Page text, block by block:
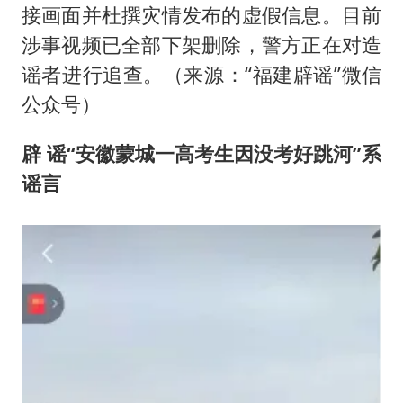
接画面并杜撰灾情发布的虚假信息。目前
涉事视频已全部下架删除，警方正在对造
谣者进行追查。（来源：“福建辟谣”微信
公众号）
辟 谣“安徽蒙城一高考生因没考好跳河”系
谣言